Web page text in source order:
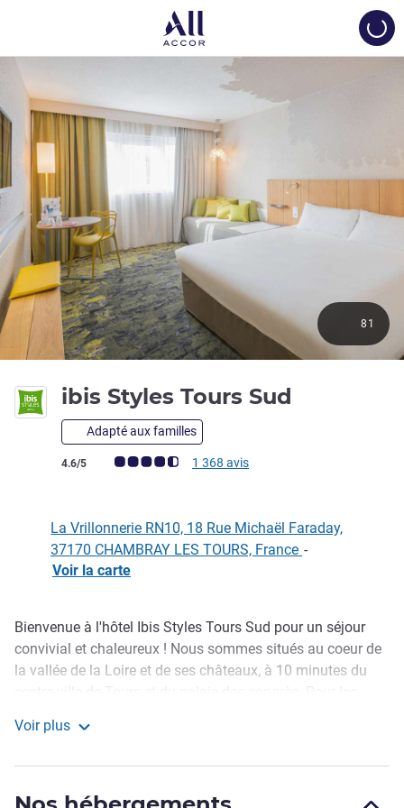
ibis Styles Tours Sud
Adapté aux familles
Note Avis clients (Note ALL)
4.6/5 1 368 avis
81
La Vrillonnerie RN10, 18 Rue Michaël Faraday,
37170 CHAMBRAY LES TOURS, France -
Voir la carte
Description
Bienvenue à l'hôtel Ibis Styles Tours Sud pour un séjour
convivial et chaleureux ! Nous sommes situés au coeur de
la vallée de la Loire et de ses châteaux, à 10 minutes du
d'activités commerciales, et de nos 500m2 de salons
foot ou de la piscine.
Voir plus